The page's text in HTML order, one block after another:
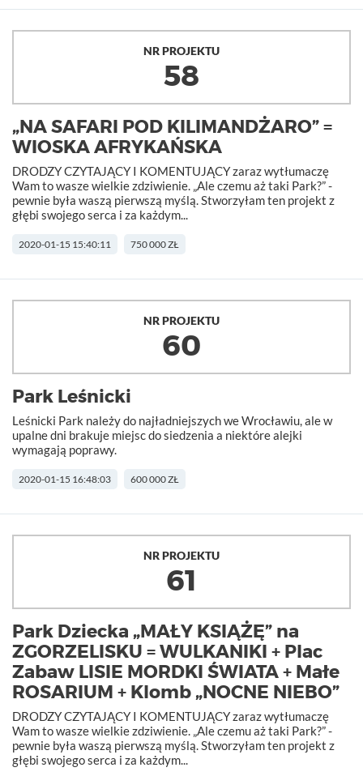
NR PROJEKTU
58
„NA SAFARI POD KILIMANDŻARO” =
WIOSKA AFRYKAŃSKA
DRODZY CZYTAJĄCY I KOMENTUJĄCY zaraz wytłumaczę
Wam to wasze wielkie zdziwienie. „Ale czemu aż taki Park?” -
pewnie była waszą pierwszą myślą. Stworzyłam ten projekt z
głębi swojego serca i za każdym...
2020-01-15 15:40:11 750 000 ZŁ
NR PROJEKTU
60
Park Leśnicki
Leśnicki Park należy do najładniejszych we Wrocławiu, ale w
upalne dni brakuje miejsc do siedzenia a niektóre alejki
wymagają poprawy.
2020-01-15 16:48:03 600 000 ZŁ
NR PROJEKTU
61
Park Dziecka „MAŁY KSIĄŻĘ” na
ZGORZELISKU = WULKANIKI + Plac
Zabaw LISIE MORDKI ŚWIATA + Małe
ROSARIUM + Klomb „NOCNE NIEBO”
DRODZY CZYTAJĄCY I KOMENTUJĄCY zaraz wytłumaczę
Wam to wasze wielkie zdziwienie. „Ale czemu aż taki Park?” -
pewnie była waszą pierwszą myślą. Stworzyłam ten projekt z
głębi swojego serca i za każdym...